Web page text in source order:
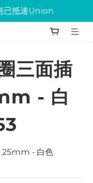
已抵達Union
已抵達Union
下單
三面插
- 白
25mm - 白色